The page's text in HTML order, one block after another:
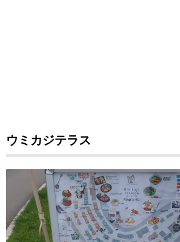
ウミカジテラス